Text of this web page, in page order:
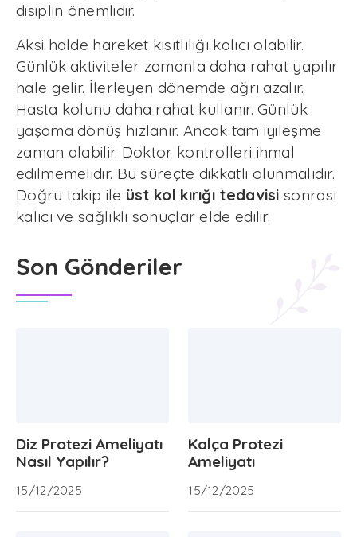
disiplin önemlidir.
Aksi halde hareket kısıtlılığı kalıcı olabilir.
Günlük aktiviteler zamanla daha rahat yapılır
hale gelir. İlerleyen dönemde ağrı azalır.
Hasta kolunu daha rahat kullanır. Günlük
yaşama dönüş hızlanır. Ancak tam iyileşme
zaman alabilir. Doktor kontrolleri ihmal
edilmemelidir. Bu süreçte dikkatli olunmalıdır.
Doğru takip ile üst kol kırığı tedavisi sonrası
kalıcı ve sağlıklı sonuçlar elde edilir.
Son Gönderiler
Diz Protezi Ameliyatı
Nasıl Yapılır?
15/12/2025
Kalça Protezi
Ameliyatı
15/12/2025